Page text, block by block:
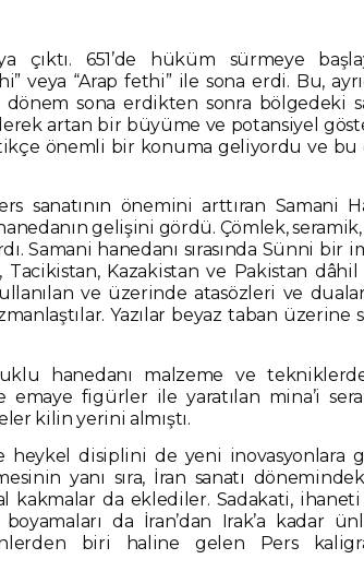
651’de hüküm sürmeye
veya “Arap fethi” ile sona erdi. Bu,
sona erdikten sonra bölgedeki
artan bir büyüme ve potansiyel
önemli bir konuma geliyordu ve bu
sanatının önemini arttıran Samani
gelişini gördü. Çömlek,
Samani hanedanı sırasında Sünni bir
Tacikistan, Kazakistan ve Pakistan
ve üzerinde atasözleri ve dualar
Yazılar beyaz taban üzerine
hanedanı malzeme ve
figürler ile yaratılan mina’i
kilin yerini almıştı.
disiplini de yeni inovasyonlara
yanı sıra, İran sanatı
da eklediler. Sadakati, ihaneti
da İran’dan Irak’a kadar
biri haline gelen Pers